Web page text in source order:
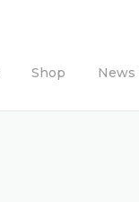
Shop News